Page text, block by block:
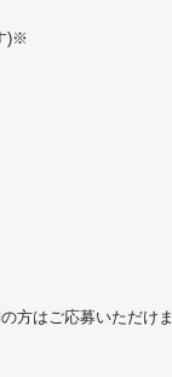
)※
方はご応募いただけ